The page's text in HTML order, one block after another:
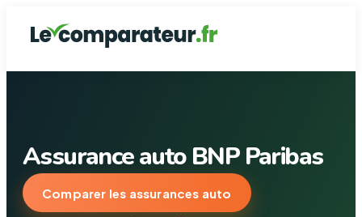
Assurance auto BNP Paribas
Comparer les assurances auto